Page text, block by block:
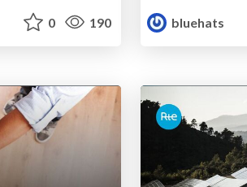
0 190
bluehats